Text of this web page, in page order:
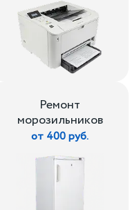
Ремонт
морозильников
от 400 руб.